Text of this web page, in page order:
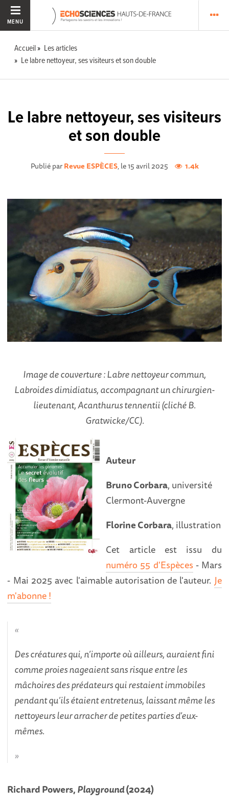
MENU
Accueil
Les articles
Le labre nettoyeur, ses visiteurs et son double
Le labre nettoyeur, ses visiteurs
et son double
Publié parRevue ESPÈCES, le 15 avril 2025 1.4k
Image de couverture : Labre nettoyeur commun,
Labroides dimidiatus, accompagnant un chirurgien-
lieutenant, Acanthurus tennentii (cliché B.
Gratwicke/CC).
Auteur
Bruno Corbara, université
Clermont-Auvergne
Florine Corbara, illustration
Cet article est issu du
numéro 55 d'Espèces - Mars
- Mai 2025 avec l'aimable autorisation de l'auteur. Je
m'abonne !
Des créatures qui, n’importe où ailleurs, auraient fini
comme proies nageaient sans risque entre les
mâchoires des prédateurs qui restaient immobiles
pendant qu’ils étaient entretenus, laissant même les
nettoyeurs leur arracher de petites parties d’eux-
mêmes.
Richard Powers,Playground(2024)